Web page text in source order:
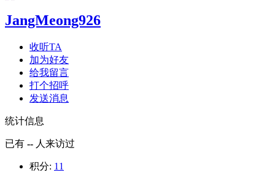
JangMeong926
收听TA
加为好友
给我留言
打个招呼
发送消息
统计信息
已有 -- 人来访过
积分: 11